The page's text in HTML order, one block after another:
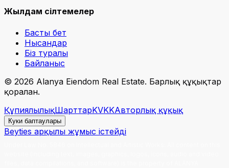
Жылдам сілтемелер
Басты бет
Нысандар
Біз туралы
Байланыс
© 2026 Alanya Eiendom Real Estate. Барлық құқықтар
қорғалған.
ҚұпиялылықШарттарKVKKАвторлық құқық
Куки баптаулары
Beyties арқылы жұмыс істейді